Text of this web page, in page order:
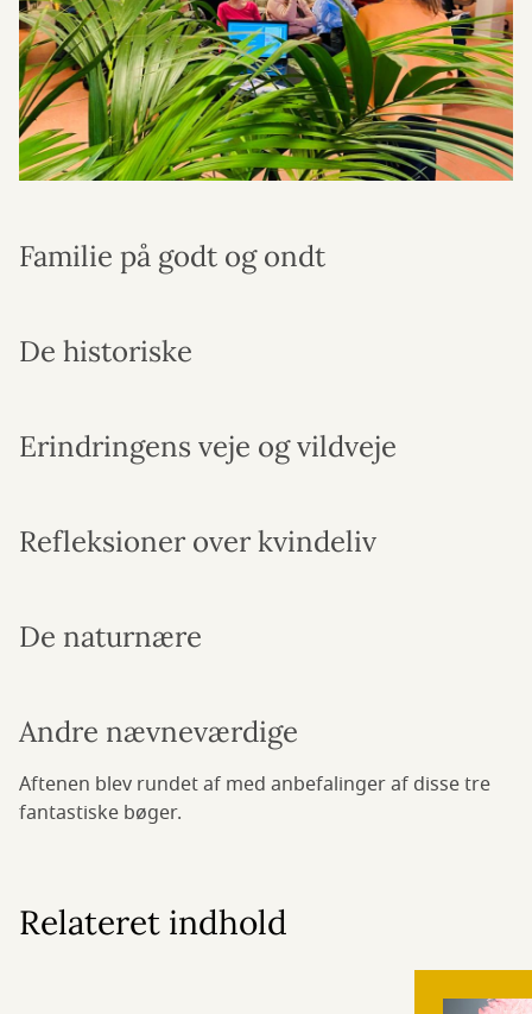
Familie på godt og ondt
De historiske
Erindringens veje og vildveje
Refleksioner over kvindeliv
De naturnære
Andre nævneværdige
Aftenen blev rundet af med anbefalinger af disse tre
fantastiske bøger.
Relateret indhold